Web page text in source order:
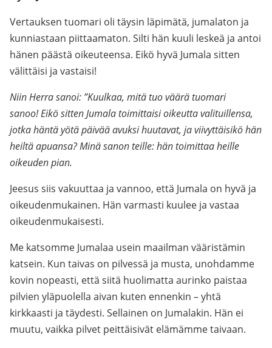
Vertauksen tuomari oli täysin läpimätä, jumalaton ja
kunniastaan piittaamaton. Silti hän kuuli leskeä ja antoi
hänen päästä oikeuteensa. Eikö hyvä Jumala sitten
välittäisi ja vastaisi!
Niin Herra sanoi: ”Kuulkaa, mitä tuo väärä tuomari
sanoo! Eikö sitten Jumala toimittaisi oikeutta valituillensa,
jotka häntä yötä päivää avuksi huutavat, ja viivyttäisikö hän
heiltä apuansa? Minä sanon teille: hän toimittaa heille
oikeuden pian.
Jeesus siis vakuuttaa ja vannoo, että Jumala on hyvä ja
oikeudenmukainen. Hän varmasti kuulee ja vastaa
oikeudenmukaisesti.
Me katsomme Jumalaa usein maailman vääristämin
katsein. Kun taivas on pilvessä ja musta, unohdamme
kovin nopeasti, että siitä huolimatta aurinko paistaa
pilvien yläpuolella aivan kuten ennenkin – yhtä
kirkkaasti ja täydesti. Sellainen on Jumalakin. Hän ei
muutu, vaikka pilvet peittäisivät elämämme taivaan.